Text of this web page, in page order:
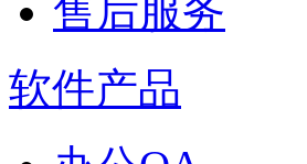
售后服务
软件产品